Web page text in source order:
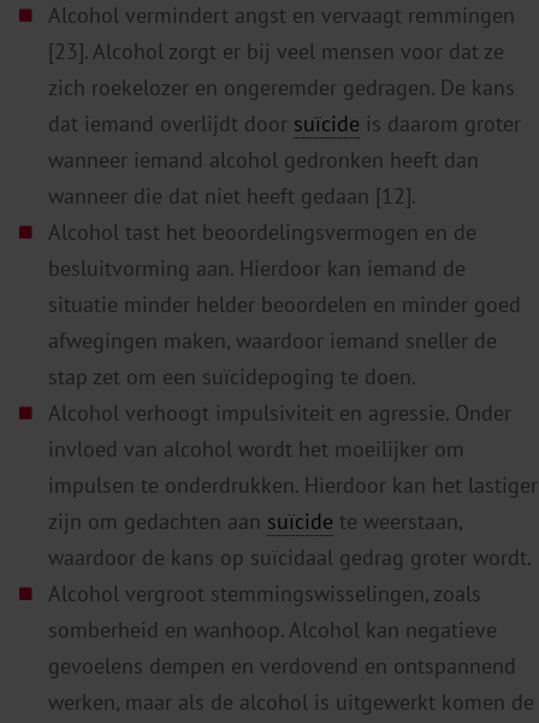
Alcohol vermindert angst en vervaagt remmingen
[23]. Alcohol zorgt er bij veel mensen voor dat ze
zich roekelozer en ongeremder gedragen. De kans
dat iemand overlijdt door suïcide is daarom groter
wanneer iemand alcohol gedronken heeft dan
wanneer die dat niet heeft gedaan [12].
Alcohol tast het beoordelingsvermogen en de
besluitvorming aan. Hierdoor kan iemand de
situatie minder helder beoordelen en minder goed
afwegingen maken, waardoor iemand sneller de
stap zet om een suïcidepoging te doen.
Alcohol verhoogt impulsiviteit en agressie. Onder
invloed van alcohol wordt het moeilijker om
impulsen te onderdrukken. Hierdoor kan het lastiger
zijn om gedachten aan suïcide te weerstaan,
waardoor de kans op suïcidaal gedrag groter wordt.
Alcohol vergroot stemmingswisselingen, zoals
somberheid en wanhoop. Alcohol kan negatieve
gevoelens dempen en verdovend en ontspannend
werken, maar als de alcohol is uitgewerkt komen de